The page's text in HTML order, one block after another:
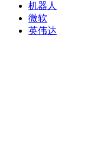
机器人
微软
英伟达